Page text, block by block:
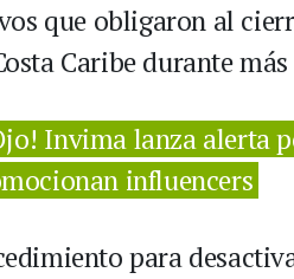
que obligaron al
Caribe durante
Invima lanza alerta
influencers
para